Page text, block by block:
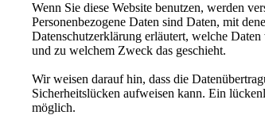
Wenn Sie diese Website benutzen, werden
Personenbezogene Daten sind Daten, mit
Datenschutzerklärung erläutert, welche
und zu welchem Zweck das geschieht.
Wir weisen darauf hin, dass die
Sicherheitslücken aufweisen kann. Ein
möglich.